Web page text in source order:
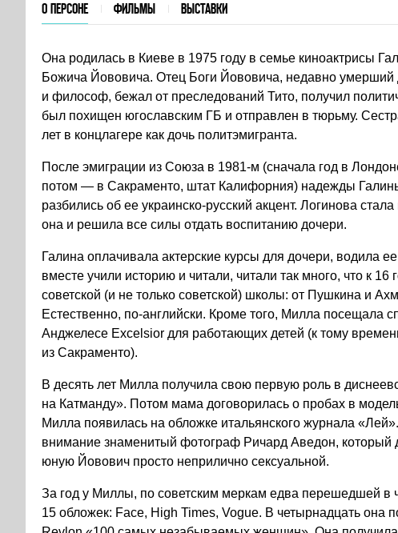
О ПЕРСОНЕ ФИЛЬМЫ ВЫСТАВКИ
Она родилась в Киеве в 1975 году в семье киноактрисы
Божича Йововича. Отец Боги Йововича, недавно
и философ, бежал от преследований Тито, получил
был похищен югославским ГБ и отправлен в тюрьму.
лет в концлагере как дочь политэмигранта.
После эмиграции из Союза в 1981-м (сначала год в
потом — в Сакраменто, штат Калифорния) надежды
разбились об ее украинско-русский акцент. Логинова
она и решила все силы отдать воспитанию дочери.
Галина оплачивала актерские курсы для дочери, водила
вместе учили историю и читали, читали так много, что к
советской (и не только советской) школы: от Пушкина и
Естественно, по-английски. Кроме того, Милла посещала
Анджелесе Excelsior для работающих детей (к тому
из Сакраменто).
В десять лет Милла получила свою первую роль в
на Катманду». Потом мама договорилась о пробах в
Милла появилась на обложке итальянского журнала
внимание знаменитый фотограф Ричард Аведон, который
юную Йовович просто неприлично сексуальной.
За год у Миллы, по советским меркам едва перешедшей в
15 обложек: Face, High Times, Vogue. В четырнадцать она